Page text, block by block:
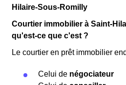
Hilaire-Sous-Romilly
Courtier immobilier à Saint-
qu'est-ce que c'est ?
Le courtier en prêt immobilier
Celui de négociateur